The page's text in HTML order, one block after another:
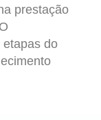
prestação
etapas do